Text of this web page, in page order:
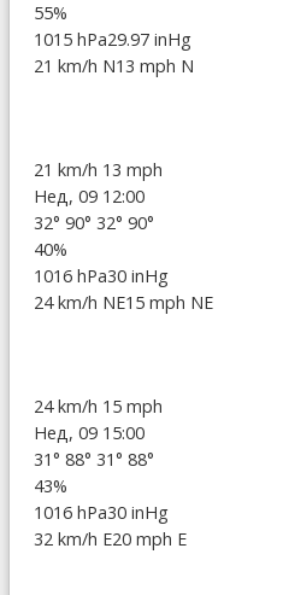
55%
1015 hPa29.97 inHg
21 km/h N13 mph N
21 km/h 13 mph
Нед, 09 12:00
32° 90° 32° 90°
40%
1016 hPa30 inHg
24 km/h NE15 mph NE
24 km/h 15 mph
Нед, 09 15:00
31° 88° 31° 88°
43%
1016 hPa30 inHg
32 km/h E20 mph E